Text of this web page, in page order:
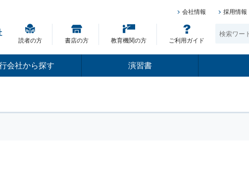
会社情報 採用情報
読者の方 書店の方 教育機関の方 ご利用ガイド
会社から探す 演習書